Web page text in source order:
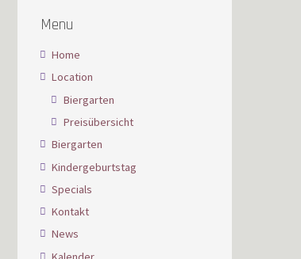
Menu
Home
Location
Biergarten
Preisübersicht
Biergarten
Kindergeburtstag
Specials
Kontakt
News